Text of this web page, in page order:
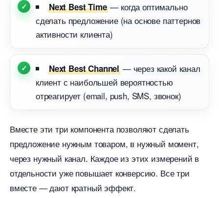
Next Best Time— когда оптимально
сделать предложение (на основе паттерно
активности клиента)
Next Best Channel — через какой канал
клиент с наибольшей вероятностью
отреагирует (email, push, SMS, звонок)
месте эти три компонента позволяют сделать
предложение нужным товаром, в нужный момент,
через нужный канал. Каждое из этих измерений
отдельности уже повышает конверсию. Все три
месте — дают кратный эффект.